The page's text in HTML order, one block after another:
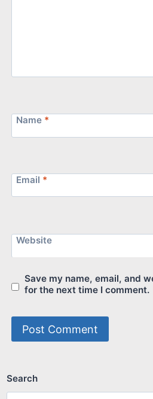
Name *
Email *
Website
Save my name, email, and
for the next time I comment.
Search